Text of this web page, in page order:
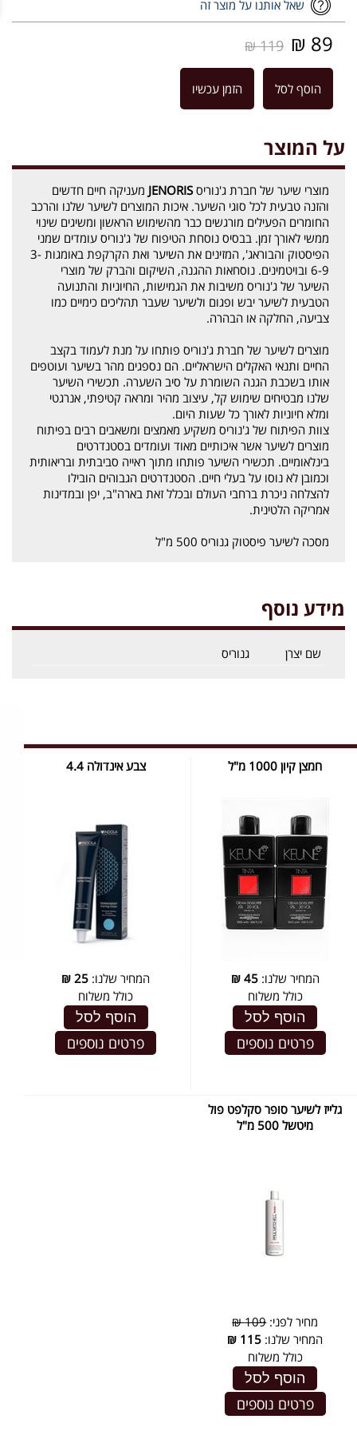
שאל אותנו על מוצר זה
89 ₪
119 ₪
הוסף לסל הזמן עכשיו
על המוצר
מוצרי שיער של חברת ג'נוריס JENORIS מעניקה חיים חדשים
והזנה טבעית לכל סוגי השיער. איכות המוצרים לשיער שלנו והרכב
החומרים הפעילים מורגשים כבר מהשימוש הראשון ומשיגים שינוי
ממשי לאורך זמן. בבסיס נוסחת הטיפוח של ג'נוריס עומדים שמני
הפיסטוק והבוראג', המזינים את השיער ואת הקרקפת באומגות 3-
6-9 ובויטמינים. נוסחאות ההגנה, השיקום והברק של מוצרי
השיער של ג'נוריס משיבות את הגמישות, החיוניות והתנועה
הטבעית לשיער יבש ופגום ולשיער שעבר תהליכים כימיים כמו
צביעה, החלקה או הבהרה.
מוצרים לשיער של חברת ג'נוריס פותחו על מנת לעמוד בקצב
החיים ותנאי האקלים הישראליים. הם נספגים מהר בשיער ועוטפים
אותו בשכבת הגנה השומרת על סיב השערה. תכשירי השיער
שלנו מבטיחים שימוש קל, עיצוב מהיר ומראה קטיפתי, אנרגטי
ומלא חיוניות לאורך כל שעות היום.
צוות הפיתוח של ג'נוריס משקיע מאמצים ומשאבים רבים בפיתוח
מוצרים לשיער אשר איכותיים מאוד ועומדים בסטנדרטים
בינלאומיים. תכשירי השיער פותחו מתוך ראייה סביבתית ובריאותית
וכמובן לא נוסו על בעלי חיים. הסטנדרטים הגבוהים הובילו
להצלחה ניכרת ברחבי העולם ובכלל זאת בארה"ב, יפן ובמדינות
אמריקה הלטינית.
מסכה לשיער פיסטוק גנוריס 500 מ"ל
מידע נוסף
שם יצרן גנוריס
חמצן קיון 1000 מ"ל
המחיר שלנו:45
₪
כולל משלוח
הוסף לסל
פרטים נוספים
צבע אינדולה 4.4
המחיר שלנו: 25
₪
כולל משלוח
הוסף לסל
פרטים נוספים
גלייז לשיער סופר סקלפט פול
מיטשל 500 מ"ל
מחיר לפני:109 ₪
המחיר שלנו: 115
₪
כולל משלוח
הוסף לסל
פרטים נוספים